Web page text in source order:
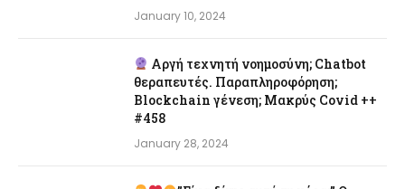
January 10, 2024
Αργή τεχνητή νοημοσύνη; Chatbot
θεραπευτές. Παραπληροφόρηση;
Blockchain γένεση; Μακρύς Covid ++
#458
January 28, 2024